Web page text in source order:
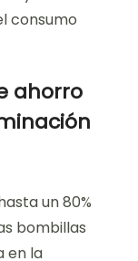
consumo
ahorro
un 80%
bombillas
en la